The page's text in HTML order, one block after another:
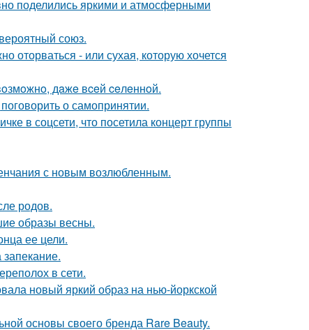
поделились яркими и атмосферными
союз.
оторваться - или сухая, которую хочется
дaжe вceй ceлeннoй.
о самопринятии.
в соцсети, что посетила концерт группы
с новым возлюбленным.
родов.
образы весны.
ее цели.
в сети.
новый яркий образ на нью-йоркской
основы своего бренда Rare Beauty.